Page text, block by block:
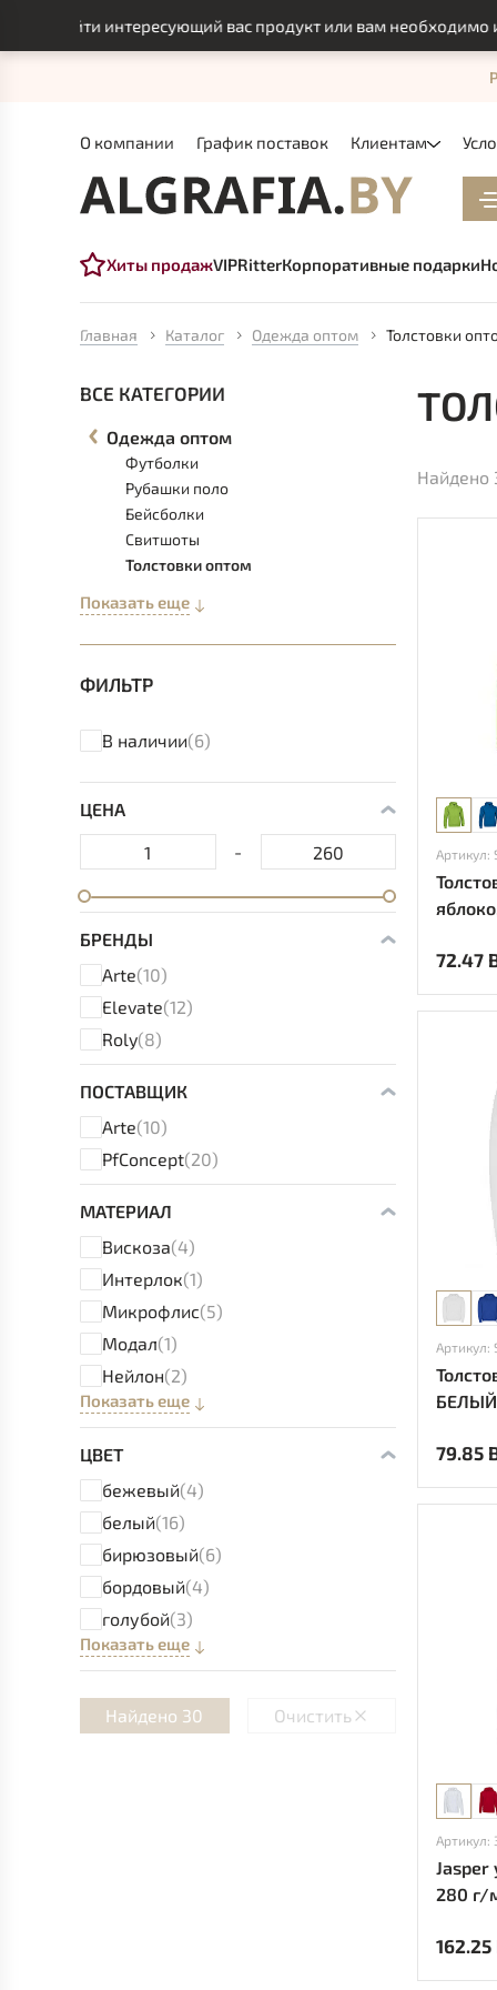
интересующий вас продукт или вам необходимо
О компании График поставок Клиентам
Хиты продажVIPRitterКорпоративные подарки
Главная Каталог Одежда оптом Толстовки
ВСЕ КАТЕГОРИИ
Одежда оптом
Футболки
Рубашки поло
Бейсболки
Свитшоты
Толстовки оптом
Показать еще
ФИЛЬТР
В наличии(6)
ЦЕНА
-
БРЕНДЫ
Arte(10)
Elevate(12)
Roly(8)
ПОСТАВЩИК
Arte(10)
PfConcept(20)
МАТЕРИАЛ
Вискоза(4)
Интерлок(1)
Микрофлис(5)
Модал(1)
Нейлон(2)
Показать еще
ЦВЕТ
бежевый(4)
белый(16)
бирюзовый(6)
бордовый(4)
голубой(3)
Показать еще
Найдено 30 Очистить
Найдено
Артикул:
72.47
Артикул:
БЕЛЫЙ
79.85
Артикул:
Jasper
280 г/
162.25